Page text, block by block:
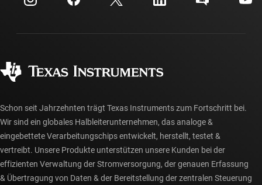
Investorenbeziehungen
Fertigung
myTI-Konto FAQs
Häufig gestellte Fragen zu Bestellungen
Schon seit Jahrzehnten trägt Texas Instruments zum Fortschritt bei.
Wir sind ein globales Halbleiterunternehmen, das analoge &
eingebettete Verarbeitungschips entwickelt, herstellt, testet &
vertreibt. Unsere Produkte unterstützen unsere Kunden bei der
effizienten Verwaltung der Stromversorgung, der genauen Erfassung
& Übertragung von Daten & der Bereitstellung der zentralen Steuerung